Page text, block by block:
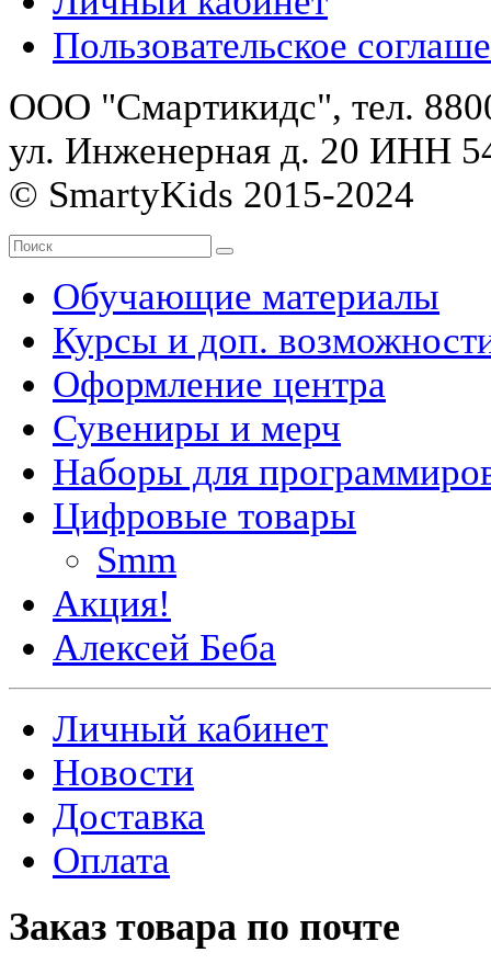
Пользовательское
ООО "Смартикидс", тел.
ул. Инженерная д. 20 ИНН
© SmartyKids 2015-2024
Обучающие материалы
Курсы и доп.
Оформление центра
Сувениры и мерч
Наборы для
Цифровые товары
Smm
Акция!
Алексей Беба
Личный кабинет
Новости
Доставка
Оплата
Заказ товара по почте